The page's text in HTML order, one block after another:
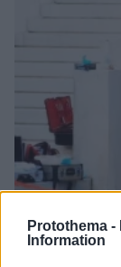
Protothema -
Information